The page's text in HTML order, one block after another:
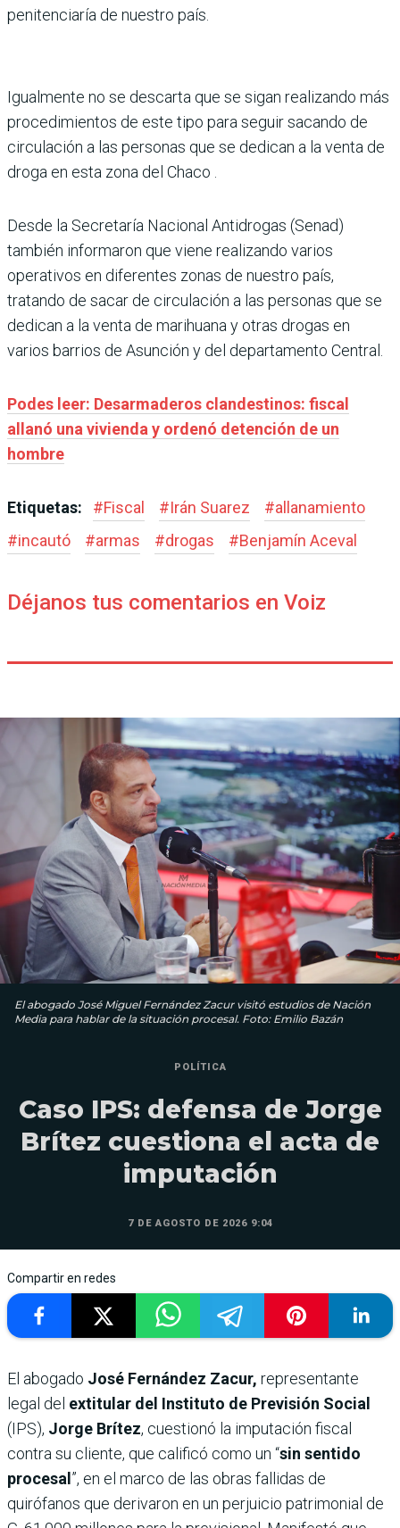
penitenciaría de nuestro país.
Igualmente no se descarta que se sigan realizando más
procedimientos de este tipo para seguir sacando de
circulación a las personas que se dedican a la venta de
droga en esta zona del Chaco .
Desde la Secretaría Nacional Antidrogas (Senad)
también informaron que viene realizando varios
operativos en diferentes zonas de nuestro país,
tratando de sacar de circulación a las personas que se
dedican a la venta de marihuana y otras drogas en
varios barrios de Asunción y del departamento Central.
Podes leer: Desarmaderos clandestinos: fiscal
allanó una vivienda y ordenó detención de un
hombre
Etiquetas: #Fiscal #Irán Suarez #allanamiento
#incautó #armas #drogas #Benjamín Aceval
Déjanos tus comentarios en Voiz
El abogado José Miguel Fernández Zacur visitó estudios de Nación
Media para hablar de la situación procesal. Foto: Emilio Bazán
POLÍTICA
Caso IPS: defensa de Jorge
Brítez cuestiona el acta de
imputación
7 DE AGOSTO DE 2026 9:04
Compartir en redes
El abogado José Fernández Zacur, representante
legal del extitular del Instituto de Previsión Social
(IPS), Jorge Brítez, cuestionó la imputación fiscal
contra su cliente, que calificó como un “sin sentido
procesal”, en el marco de las obras fallidas de
quirófanos que derivaron en un perjuicio patrimonial de